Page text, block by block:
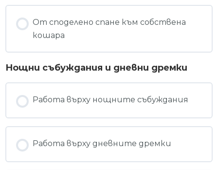
От споделено спане към собствена
кошара
Нощни събуждания и дневни дремки
Работа върху нощните събуждания
Работа върху дневните дремки